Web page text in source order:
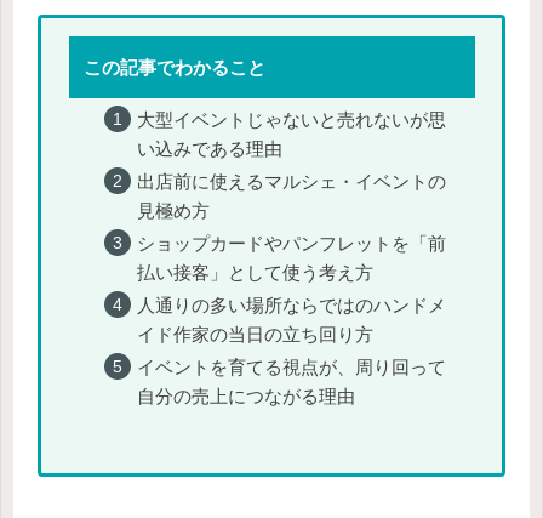
この記事でわかること
大型イベントじゃないと売れないが思
い込みである理由
出店前に使えるマルシェ・イベントの
見極め方
ショップカードやパンフレットを「前
払い接客」として使う考え方
人通りの多い場所ならではのハンドメ
イド作家の当日の立ち回り方
イベントを育てる視点が、周り回って
自分の売上につながる理由